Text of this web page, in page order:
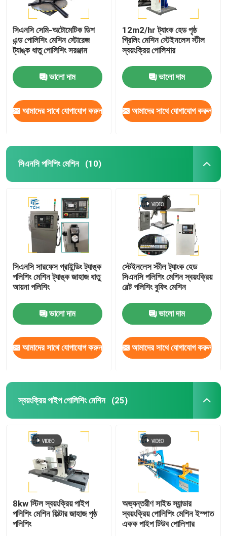
সিএনসি সেমি-অটোমেটিক ডিশ
এন্ড পোলিশিং মেশিন স্টোরেজ
ট্যাঙ্ক ধাতু পোলিশিং সরঞ্জাম
ভালো দাম
আমাদের সাথে যোগাযোগ করুন
12m2/hr ট্যাংক হেড পৃষ্ঠ
গ্রিলিং মেশিন স্টেইনলেস স্টীল
স্বয়ংক্রিয় পোলিশার
ভালো দাম
আমাদের সাথে যোগাযোগ করুন
সিএনসি পলিশিং মেশিন (10)
সিএনসি সারফেস গ্রাইন্ডিং ট্যাঙ্ক
পলিশিং মেশিন ট্যাঙ্ক জাহাজ ধাতু
আয়না পলিশিং
ভালো দাম
আমাদের সাথে যোগাযোগ করুন
স্টেইনলেস স্টীল ট্যাংক হেড
সিএনসি পলিশিং মেশিন স্বয়ংক্রিয়
বেল্ট পলিশিং বুফিং মেশিন
ভালো দাম
আমাদের সাথে যোগাযোগ করুন
স্বয়ংক্রিয় পাইপ পোলিশিং মেশিন (25)
8kw স্টিল স্বয়ংক্রিয় পাইপ
পলিশিং মেশিন ফিল্টার জাহাজ পৃষ্ঠ
পলিশিং
অভ্যন্তরীণ সাইড স্যান্ডার
স্বয়ংক্রিয় পোলিশিং মেশিন ইস্পাত
একক পাইপ টিউব পোলিশার